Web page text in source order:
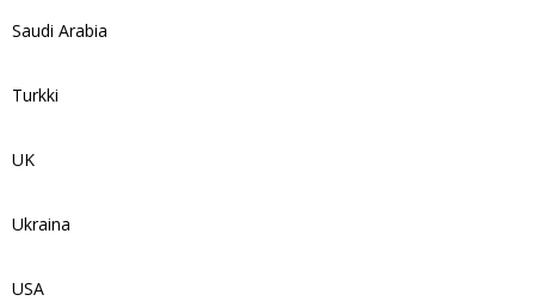
Saudi Arabia
Turkki
UK
Ukraina
USA